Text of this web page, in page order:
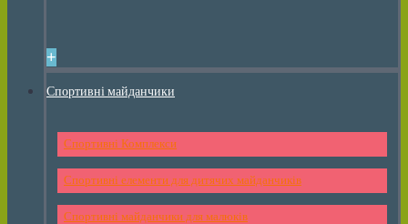
+
Спортивні майданчики
Спортивні Комплекси
Спортивні елементи для дитячих майданчиків
Спортивні майданчики для малюків